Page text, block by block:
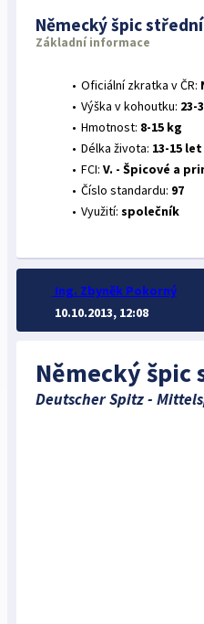
Německý špic
Deutscher Spitz -
Německý špic
Základní informace
Oficiální zkratka v ČR:
Výška v kohoutku: 23-
Hmotnost: 8-15 kg
Délka života: 13-15 let
FCI: V. - Špicové a
Číslo standardu: 97
Využití: společník
Ing. Zbyněk Pokorný
10.10.2013, 12:08